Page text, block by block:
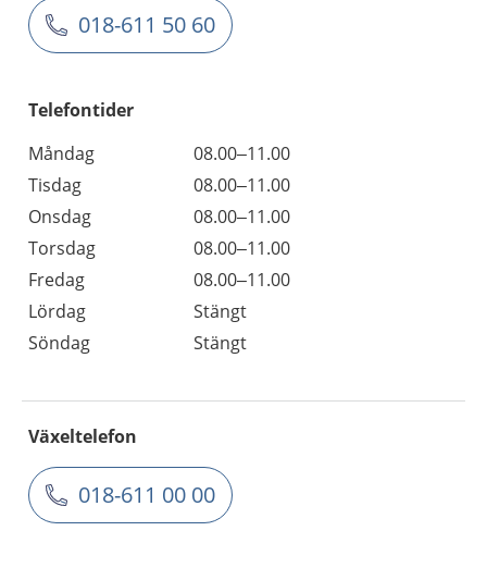
018-611 50 60
Telefontider
Måndag
08.00–11.00
Tisdag
08.00–11.00
Onsdag
08.00–11.00
Torsdag
08.00–11.00
Fredag
08.00–11.00
Lördag
Stängt
Söndag
Stängt
Växeltelefon
018-611 00 00